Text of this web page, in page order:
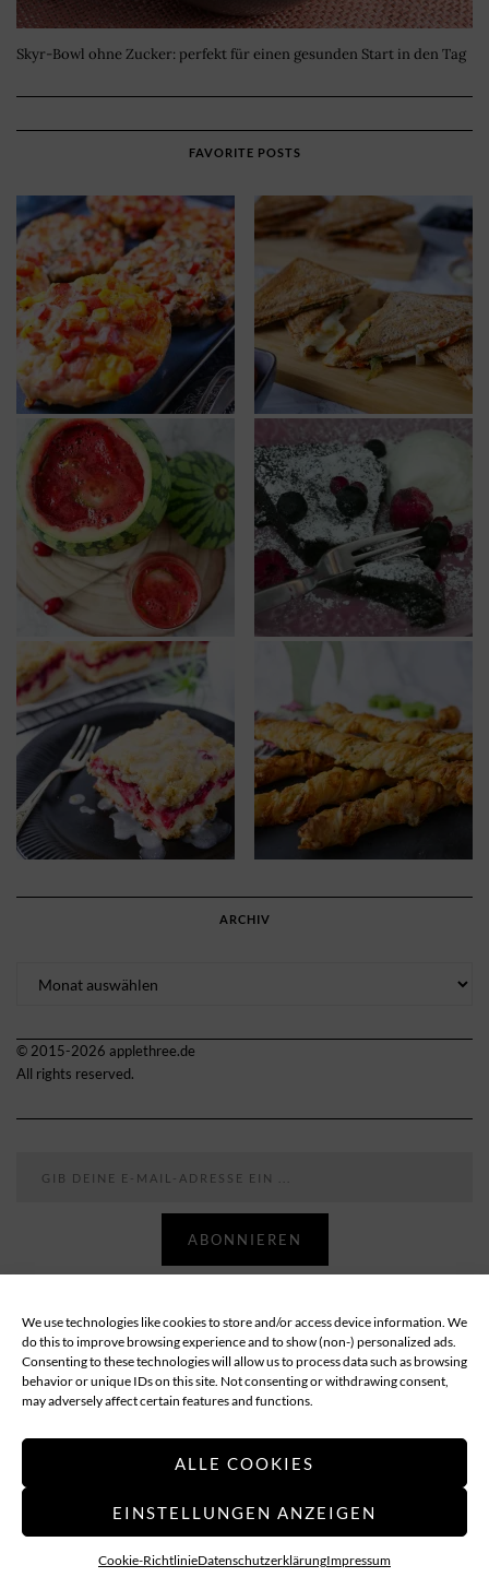
We use technologies like cookies to store and/or access device information. We
do this to improve browsing experience and to show (non-) personalized ads.
Consenting to these technologies will allow us to process data such as browsing
behavior or unique IDs on this site. Not consenting or withdrawing consent,
may adversely affect certain features and functions.
ALLE COOKIES
EINSTELLUNGEN ANZEIGEN
Cookie-RichtlinieDatenschutzerklärungImpressum
Skyr-Bowl ohne Zucker: perfekt für einen gesunden Start in den Tag
FAVORITE POSTS
ARCHIV
© 2015-2026 applethree.de
All rights reserved.
ABONNIEREN
Follow
ABOUT DATENSCHUTZ
IMPRESSUM
COOKIE-RICHTLINIE (EU)
Applethree – Food | Travel | Games